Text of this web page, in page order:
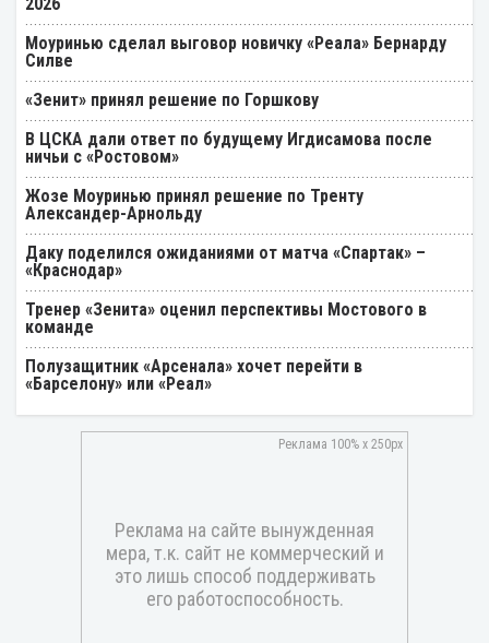
Моуринью сделал выговор новичку «Реала» Бернарду
Силве
«Зенит» принял решение по Горшкову
В ЦСКА дали ответ по будущему Игдисамова после
ничьи с «Ростовом»
Жозе Моуринью принял решение по Тренту
Александер-Арнольду
Даку поделился ожиданиями от матча «Спартак» –
«Краснодар»
Тренер «Зенита» оценил перспективы Мостового в
команде
Полузащитник «Арсенала» хочет перейти в
«Барселону» или «Реал»